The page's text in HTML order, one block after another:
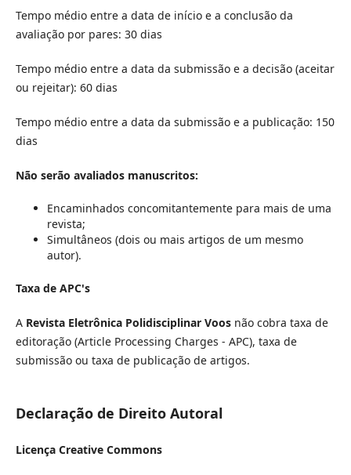
Tempo médio entre a data de início e a conclusão da
avaliação por pares: 30 dias
Tempo médio entre a data da submissão e a decisão (aceitar
ou rejeitar): 60 dias
Tempo médio entre a data da submissão e a publicação: 150
dias
Não serão avaliados manuscritos:
Encaminhados concomitantemente para mais de uma
revista;
Simultâneos (dois ou mais artigos de um mesmo
autor).
Taxa de APC's
A Revista Eletrônica Polidisciplinar Voosnão cobra taxa de
editoração (Article Processing Charges - APC), taxa de
submissão ou taxa de publicação de artigos.
Declaração de Direito Autoral
Licença Creative Commons